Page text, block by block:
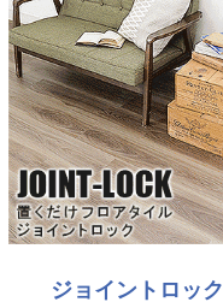
ジョイントロック